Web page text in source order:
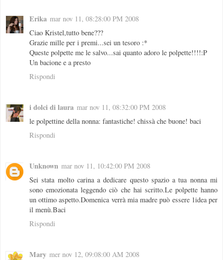
Erika mar nov 11, 08:28:00 PM 2008
Ciao Kristel,tutto bene???
Grazie mille per i premi...sei un tesoro :*
Queste polpette me le salvo...sai quanto adoro le polpette!!!!:P
Un bacione e a presto
Rispondi
i dolci di laura mar nov 11, 08:32:00 PM 2008
le polpettine della nonna: fantastiche! chissà che buone! baci
Rispondi
Unknown mar nov 11, 10:42:00 PM 2008
Sei stata molto carina a dedicare questo spazio a tua nonna mi
sono emozionata leggendo ciò che hai scritto.Le polpette hanno
un ottimo aspetto.Domenica verrà mia madre può essere 1idea per
il menù.Baci
Rispondi
Mary mer nov 12, 09:08:00 AM 2008